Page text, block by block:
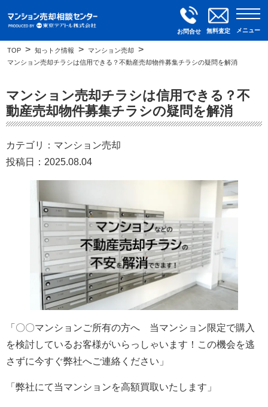
お問合せ 無料査定 メニュー
TOP 知っトク情報
マンション売却
マンション売却チラシは信用できる？不動産売却物件募集チラシの疑問を解消
マンション売却チラシは信用できる？不
動産売却物件募集チラシの疑問を解消
カテゴリ：マンション売却
投稿日：2025.08.04
「〇〇マンションご所有の方へ 当マンション限定で購入
を検討しているお客様がいらっしゃいます！この機会を逃
さずに今すぐ弊社へご連絡ください」
「弊社にて当マンションを高額買取いたします」